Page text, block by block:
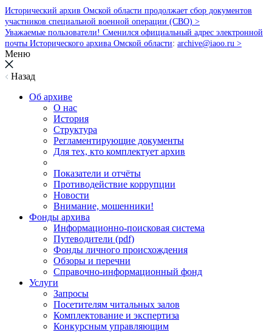
Исторический архив Омской области продолжает сбор документов
участников специальной военной операции (СВО) >
Уважаемые пользователи! Сменился официальный адрес электронной
почты Исторического архива Омской области: archive@iaoo.ru >
Меню
Назад
Об архиве
О нас
История
Структура
Регламентирующие документы
Для тех, кто комплектует архив
Показатели и отчёты
Противодействие коррупции
Новости
Внимание, мошенники!
Фонды архива
Информационно-поисковая система
Путеводители (pdf)
Фонды личного происхождения
Обзоры и перечни
Справочно-информационный фонд
Услуги
Запросы
Посетителям читальных залов
Комплектование и экспертиза
Конкурсным управляющим